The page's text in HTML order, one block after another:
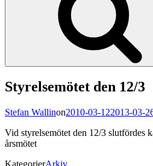
Styrelsemötet den 12/3
Stefan Wallinon2010-03-122013-03-
Vid styrelsemötet den 12/3 slutfördes
årsmötet
KategorierArkiv